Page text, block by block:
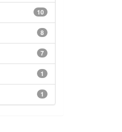
10
8
7
1
1